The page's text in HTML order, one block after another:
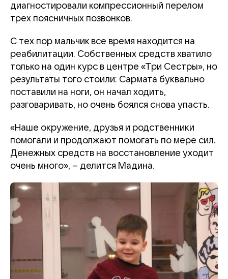
диагностировали компрессионный перелом
трех поясничных позвонков.
С тех пор мальчик все время находится на
реабилитации. Собственных средств хватило
только на один курс в центре «Три Сестры», но
результаты того стоили: Сармата буквально
поставили на ноги, он начал ходить,
разговаривать, но очень боялся снова упасть.
«Наше окружение, друзья и родственники
помогали и продолжают помогать по мере сил.
Денежных средств на восстановление уходит
очень много», – делится Мадина.